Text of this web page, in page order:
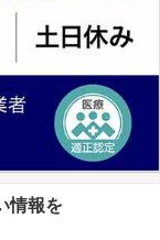
情報を